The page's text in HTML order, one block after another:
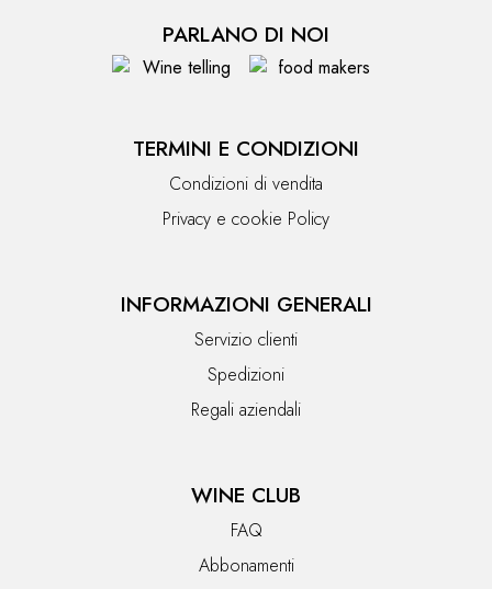
PARLANO DI NOI
TERMINI E CONDIZIONI
Condizioni di vendita
Privacy e cookie Policy
INFORMAZIONI GENERALI
Servizio clienti
Spedizioni
Regali aziendali
WINE CLUB
FAQ
Abbonamenti